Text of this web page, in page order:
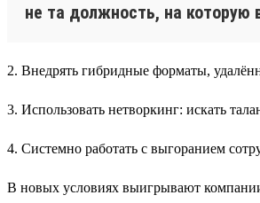
не та должность, на которую
2. Внедрять гибридные форматы,
3. Использовать нетворкинг: искать
4. Системно работать с выгоранием
В новых условиях выигрывают